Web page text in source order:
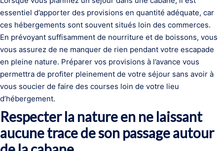
essentiel d’apporter des provisions en quantité adéquate, car
ces hébergements sont souvent situés loin des commerces.
En prévoyant suffisamment de nourriture et de boissons, vous
vous assurez de ne manquer de rien pendant votre escapade
en pleine nature. Préparer vos provisions à l’avance vous
permettra de profiter pleinement de votre séjour sans avoir à
vous soucier de faire des courses loin de votre lieu
d’hébergement.
Respecter la nature en ne laissant
aucune trace de son passage autour